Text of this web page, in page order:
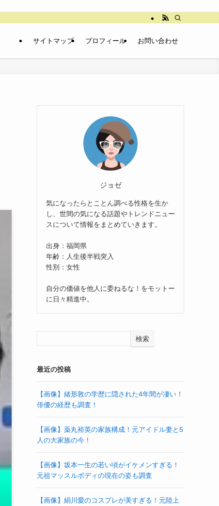
サイトマップ プロフィール お問い合わせ
ジョゼ
気になったらとことん調べる性格を生か
し、世間の気になる話題やトレンドニュー
スについて情報をまとめていきます。
出身：福岡県
年齢：人生後半戦突入
性別：女性
自分の価値を他人に委ねるな！をモットー
に日々精進中。
検索
最近の投稿
【画像】緒形敦の学歴に隠された4年間が凄い！
俳優の経歴も調査！
【画像】薬丸裕英の家族構成！元アイドル妻と5
人の大家族の今！
【画像】坂本一生の若い頃がイケメンすぎる！
元祖マッスルボディの現在の姿も調査
【画像】絹川愛のコスプレが美すぎる！元陸上